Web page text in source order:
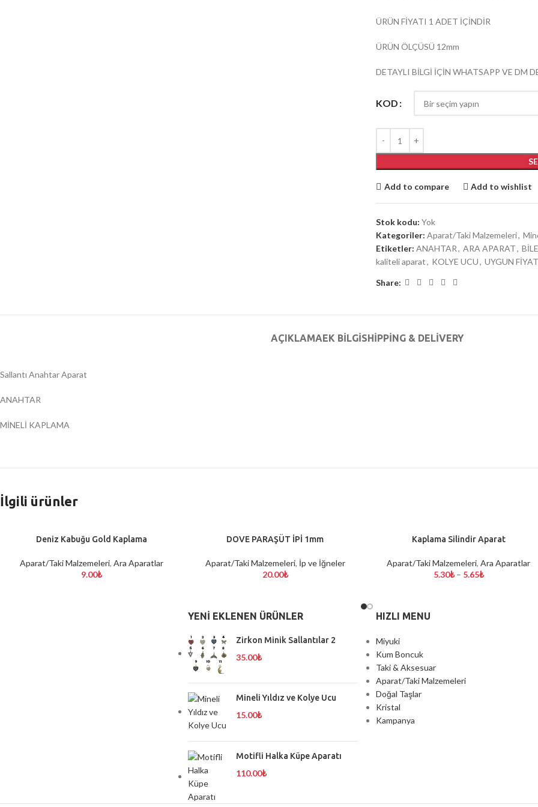
ÜRÜN FİYATI 1 ADET İÇİNDİR
ÜRÜN ÖLÇÜSÜ 12mm
DETAYLI BİLGİ İÇİN WHATSAPP VE DM
KOD
Add to compare Add to wishlist
Stok kodu: Yok
Kategoriler: Aparat/Taki Malzemeleri,
Etiketler: ANAHTAR, ARA APARAT,
kaliteli aparat, KOLYE UCU, UYGUN FİYAT
Share:
AÇIKLAMAEK BILGISHIPPING & DELIVERY
Sallantı Anahtar Aparat
ANAHTAR
MİNELİ KAPLAMA
İlgili ürünler
SEPETE EKLEDeniz Kabuğu Gold Kaplama
Aparat/Taki Malzemeleri,Ara Aparatlar
9.00₺
SEÇENEKLERDOVE PARAŞÜT İPİ 1mm
Aparat/Taki Malzemeleri, İp ve İğneler
20.00₺
SEÇENEKLERKaplama Silindir Aparat
Aparat/Taki Malzemeleri,Ara Aparatlar
5.30₺ – 5.65₺
YENI EKLENEN ÜRÜNLER
Zirkon Minik Sallantılar 2
35.00₺
Mineli Yıldız ve Kolye Ucu
15.00₺
Motifli Halka Küpe Aparatı
110.00₺
HIZLI MENU
Miyuki
Kum Boncuk
Taki & Aksesuar
Aparat/Taki Malzemeleri
Doğal Taşlar
Kristal
Kampanya